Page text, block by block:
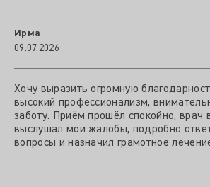
Ирма
09.07.2026
Хочу выразить огромную
высокий профессионализм,
заботу. Приём прошёл спокойно, врач
выслушал мои жалобы, подробно
вопросы и назначил грамотное